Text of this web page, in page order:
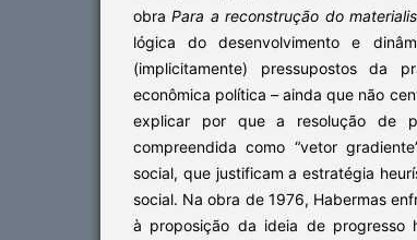
obraPara a reconstrução do
lógica do desenvolvimento e
(implicitamente) pressupostos da
econômica política – ainda que não
explicar por que a resolução de
compreendida como “vetor
social, que justificam a estratégia
social. Na obra de 1976, Habermas
à proposição da ideia de progresso